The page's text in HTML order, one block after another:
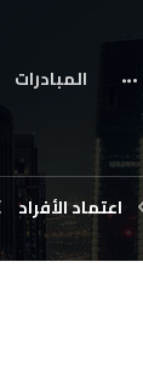
المبادرات
اعتماد الأفراد